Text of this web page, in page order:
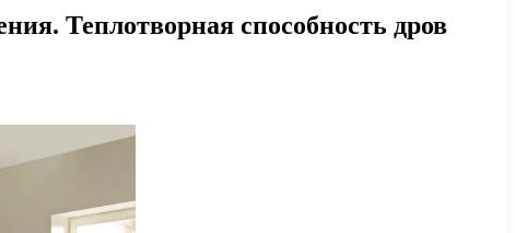
Теплотворная способность дров